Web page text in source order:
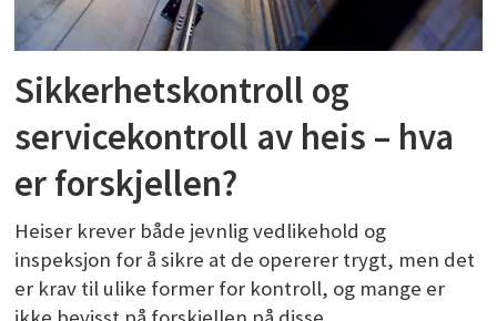
Sikkerhetskontroll og
servicekontroll av heis – hva
er forskjellen?
Heiser krever både jevnlig vedlikehold og
inspeksjon for å sikre at de opererer trygt, men det
er krav til ulike former for kontroll, og mange er